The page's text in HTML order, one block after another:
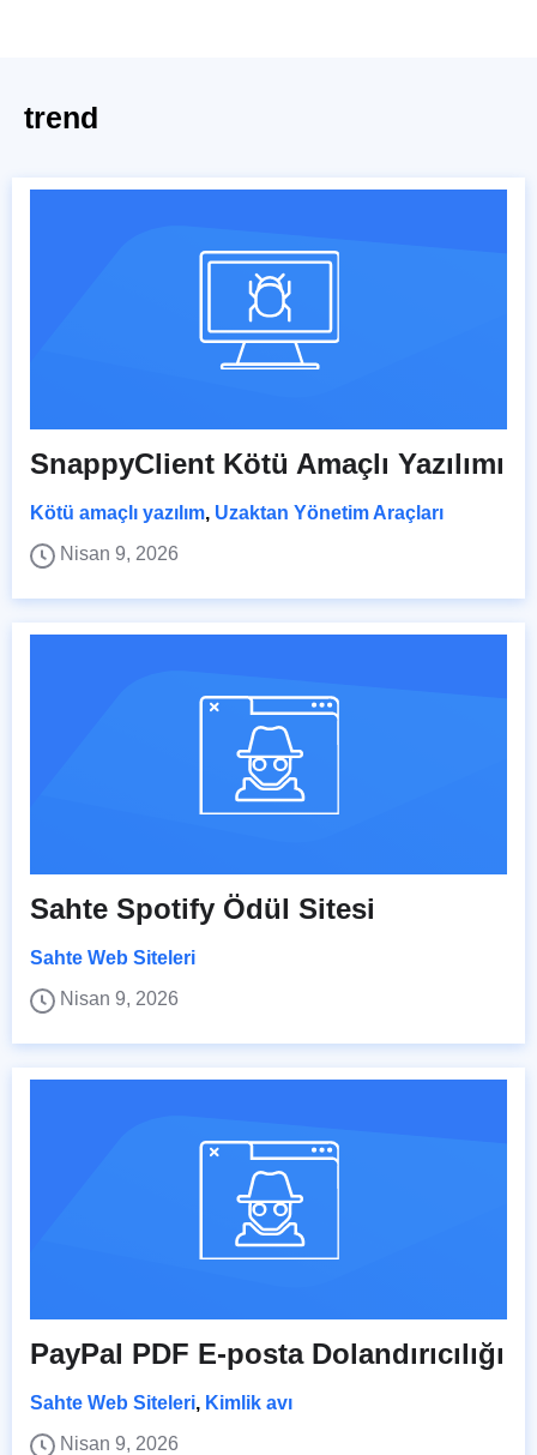
trend
SnappyClient Kötü Amaçlı Yazılımı
Kötü amaçlı yazılım, Uzaktan Yönetim Araçları
Nisan 9, 2026
Sahte Spotify Ödül Sitesi
Sahte Web Siteleri
Nisan 9, 2026
PayPal PDF E-posta Dolandırıcılığı
Sahte Web Siteleri, Kimlik avı
Nisan 9, 2026